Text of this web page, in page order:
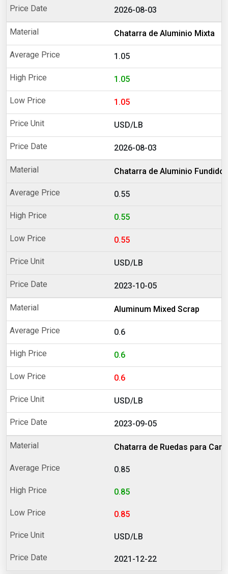
2026-08-03
Chatarra de Aluminio Mixta
1.05
1.05
1.05
USD/LB
2026-08-03
Chatarra de Aluminio Fundido
0.55
0.55
0.55
USD/LB
2023-10-05
Aluminum Mixed Scrap
0.6
0.6
0.6
USD/LB
2023-09-05
Chatarra de Ruedas para
0.85
0.85
0.85
USD/LB
2021-12-22